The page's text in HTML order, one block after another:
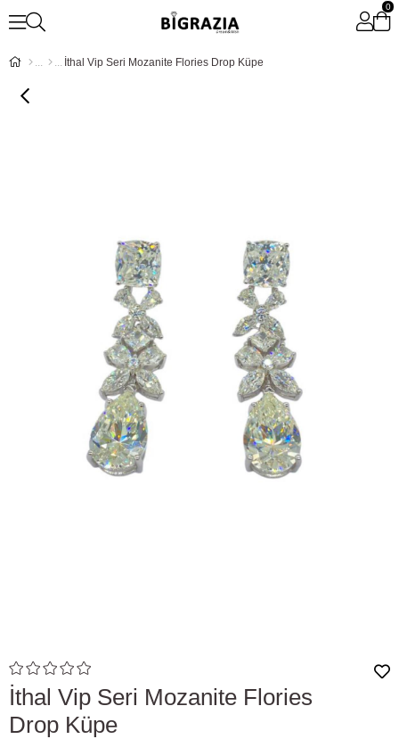
0
İthal Vip Seri Mozanite Flories Drop Küpe
İthal Vip Seri Mozanite Flories
Drop Küpe